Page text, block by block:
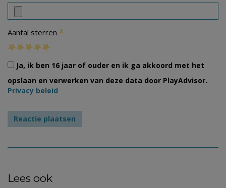
Aantal sterren *
Ja, ik ben 16 jaar of ouder en ik ga akkoord met het
opslaan en verwerken van deze data door PlayAdvisor.
Privacy beleid
Lees ook